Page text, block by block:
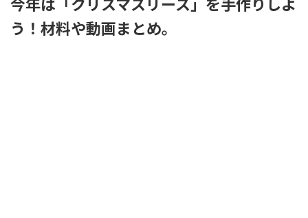
う！材料や動画まとめ。